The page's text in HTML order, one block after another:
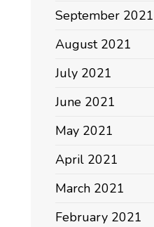
September 2021
August 2021
July 2021
June 2021
May 2021
April 2021
March 2021
February 2021